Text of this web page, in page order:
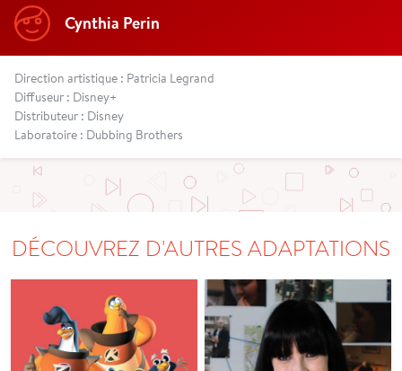
Cynthia Perin
Direction artistique : Patricia Legrand
Diffuseur : Disney+
Distributeur : Disney
Laboratoire : Dubbing Brothers
DÉCOUVREZ D'AUTRES ADAPTATIONS